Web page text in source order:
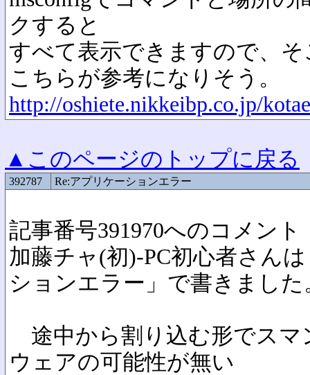
クすると
すべて表示できますので、
こちらが参考になりそう。
http://oshiete.nikkeibp.co.jp/
▲このページのトップに戻る
392787 Re:アプリケーションエラー
記事番号391970へのコメント
加藤チャ(初)-PC初心者さん
ションエラー」で書きました
途中から割り込む形でスマ
ウェアの可能性が無い